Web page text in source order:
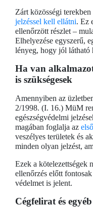
Zárt közösségi terekben
jelzéssel kell ellátni. Ez
ellenőrzött részlet –
Elhelyezése egyszerű,
lényeg, hogy jól látható
Ha van
is szükségesek
Amennyiben az
2/1998. (I. 16.) MüM
egészségvédelmi
magában foglalja az
veszélyes területek és
minden olyan jelzést,
Ezek a kötelezettségek
ellenőrzés előtt
védelmet is jelent.
Cégfelirat és